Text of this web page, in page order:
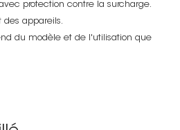
protection contre la surcharge.
appareils.
du modèle et de l'utilisation que